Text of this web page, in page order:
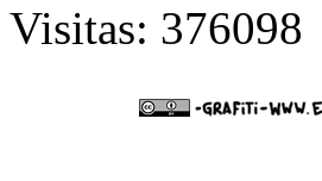
Visitas: 376098